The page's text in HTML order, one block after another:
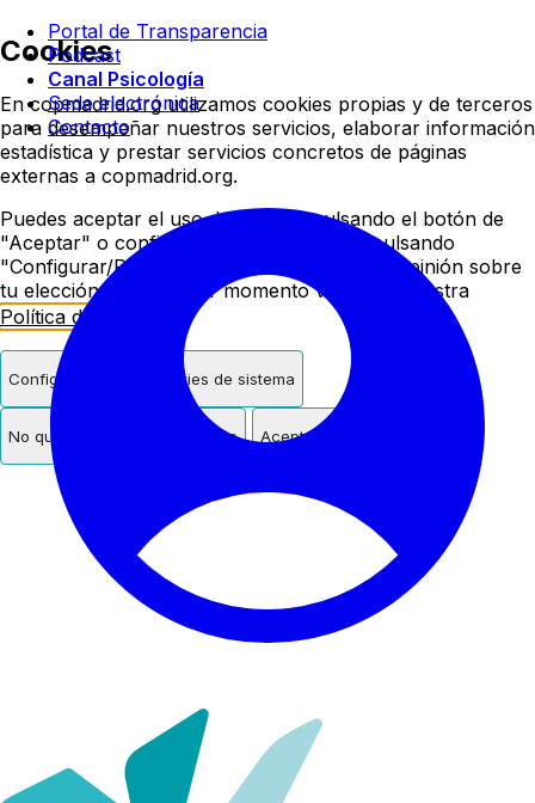
Cookies
En copmadrid.org utilizamos cookies propias y de terceros
para desempeñar nuestros servicios, elaborar información
estadística y prestar servicios concretos de páginas
externas a copmadrid.org.
Puedes aceptar el uso de cookies pulsando el botón de
"Aceptar" o configurar/rechazar su uso pulsando
"Configurar/Rechazar". Podrás cambiar de opinión sobre
tu elección en cualquier momento visitando nuestra
Política de Cookies
Configurar Solo cookies de sistema
No quiero cookies de terceros Aceptar cookies
Colegio oficial de
Portal de Transparencia
Podcast
Canal Psicología
Sede electrónica
Contacto